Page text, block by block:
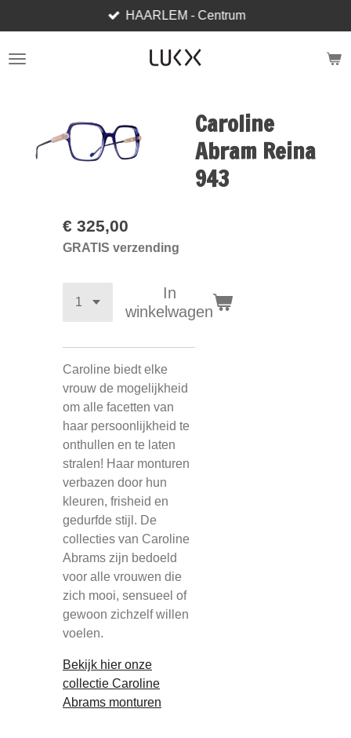
direct
naar
HAARLEM - Centrum
Caroline
Abram Reina
943
€ 325,00
GRATIS verzending
In
winkelwagen
Caroline biedt elke
vrouw de mogelijkheid
om alle facetten van
haar persoonlijkheid te
onthullen en te laten
stralen! Haar monturen
verbazen door hun
kleuren, frisheid en
gedurfde stijl. De
collecties van Caroline
Abrams zijn bedoeld
voor alle vrouwen die
zich mooi, sensueel of
gewoon zichzelf willen
voelen.
Bekijk hier onze
collectie Caroline
Abrams monturen